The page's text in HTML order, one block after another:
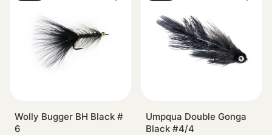
Wolly Bugger BH Black #
6
Umpqua Double Gonga
Black #4/4